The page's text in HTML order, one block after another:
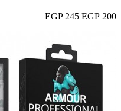
200 EGP
245 EGP